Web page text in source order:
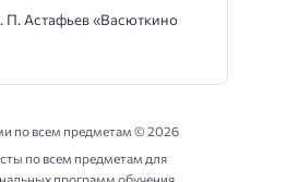
П. Астафьев «Васюткино
по всем предметам ©2026
по всем предметам для
программ обучения.